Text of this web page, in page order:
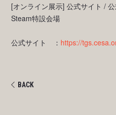
[オンライン展示] 公式サイト /
Steam特設会場
公式サイト ： https://
BACK